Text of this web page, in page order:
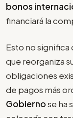
bonos
financiará la
Esto no significa
que reorganiza
obligaciones
de pagos más
Gobiernose ha